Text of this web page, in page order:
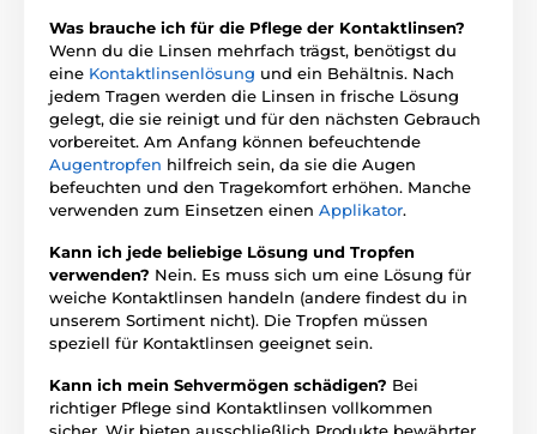
Was brauche ich für die Pflege der Kontaktlinsen?
Wenn du die Linsen mehrfach trägst, benötigst du
eine Kontaktlinsenlösung und ein Behältnis. Nach
jedem Tragen werden die Linsen in frische Lösung
gelegt, die sie reinigt und für den nächsten Gebrauch
vorbereitet. Am Anfang können befeuchtende
Augentropfen hilfreich sein, da sie die Augen
befeuchten und den Tragekomfort erhöhen. Manche
verwenden zum Einsetzen einen Applikator.
Kann ich jede beliebige Lösung und Tropfen
verwenden? Nein. Es muss sich um eine Lösung für
weiche Kontaktlinsen handeln (andere findest du in
unserem Sortiment nicht). Die Tropfen müssen
speziell für Kontaktlinsen geeignet sein.
Kann ich mein Sehvermögen schädigen? Bei
richtiger Pflege sind Kontaktlinsen vollkommen